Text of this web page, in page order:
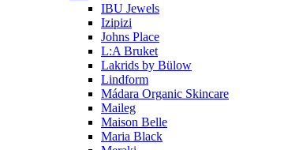
IBU Jewels
Izipizi
Johns Place
L:A Bruket
Lakrids by Bülow
Lindform
Mádara Organic Skincare
Maileg
Maison Belle
Maria Black